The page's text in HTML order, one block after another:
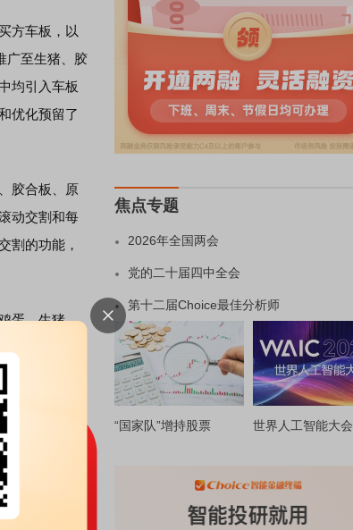
方车板，以
广至生猪、胶
均引入车板
优化预留了
胶合板、原
动交割和每
割的功能，
蛋、生猪、
交割申请的
向进行配
优化后，豆
用滚动交割
定完全匹
向的买方持
焦点专题
2026年全国两会
党的二十届四中全会
第十二届Choice最佳分析师
“国家队”增持股票 世界人工智能大会